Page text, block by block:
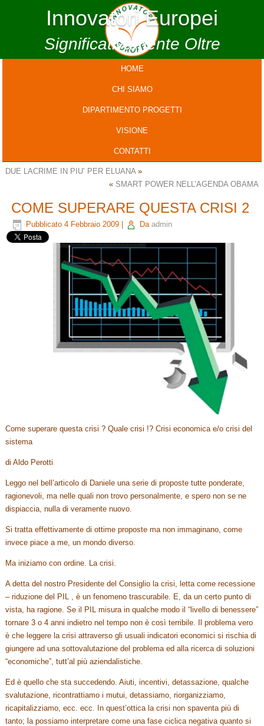
Innovatori Europei
Significativamente Oltre
HOME
CHI SIAMO
DIPARTIMENTO PROGETTI
VISIONE
CONTATTI
DUE LACRIME IN PIU’ PER ELUANA»
« SMART POWER NELL’AGENDA OBAMA
COME SUPERARE QUESTA CRISI 2
Pubblicato 4 Febbraio 2009 Da admin
Come superare questa crisi ? Quale crisi !? Crisi economica e/o crisi del
sistema
di Aldo Perotti
Leggo nel bell’articolo di Daniele una serie di proposte tutte ponderate,
ragionevoli, ma nelle quali non trovo personalmente, e spero non se ne
dispiaccia, nulla di veramente nuovo.
Si tratta effettivamente di ottime proposte ma non immaginano, come
invece piace a me, un mondo diverso.
Ma iniziamo con ordine. La crisi.
A detta del nostro Presidente del Consiglio la crisi, letta come recessione
– riduzione del PIL , è un fenomeno trascurabile. E, da un certo punto di
vista, ha ragione. Se il PIL misura in qualche modo il “livello di benessere”
tornare 3 o 4 anni indietro nel tempo non è così terribile. Il problema vero
è che leggere la crisi attraverso gli usuali indicatori economici si rischia di
giungere ad una sottovalutazione del problema ed alla ricerca di soluzioni
“economiche”, tutt’al più aziendalistiche.
Ed è quello che sta succedendo. Aiuti, incentivi, detassazione, qualche
svalutazione, ricontrattiamo i mutui, detassiamo, riorganizziamo,
ricapitalizziamo, ecc. ecc. In quest’ottica la crisi non spaventa più di
tanto; la possiamo interpretare come una fase ciclica negativa quanto si